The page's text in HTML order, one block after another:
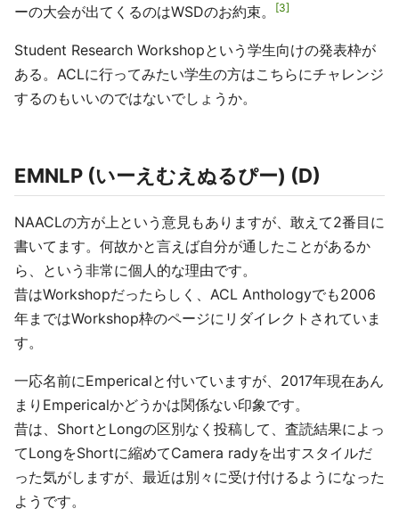
ーの大会が出てくるのはWSDのお約束。
3
Student Research Workshopという学生向けの発表枠が
ある。ACLに行ってみたい学生の方はこちらにチャレンジ
するのもいいのではないでしょうか。
EMNLP (いーえむえぬるぴー) (D)
NAACLの方が上という意見もありますが、敢えて2番目に
書いてます。何故かと言えば自分が通したことがあるか
ら、という非常に個人的な理由です。
昔はWorkshopだったらしく、ACL Anthologyでも2006
年まではWorkshop枠のページにリダイレクトされていま
す。
一応名前にEmpericalと付いていますが、2017年現在あん
まりEmpericalかどうかは関係ない印象です。
昔は、ShortとLongの区別なく投稿して、査読結果によっ
てLongをShortに縮めてCamera radyを出すスタイルだ
った気がしますが、最近は別々に受け付けるようになった
ようです。